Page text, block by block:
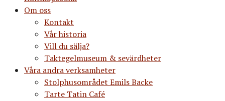
Om oss
Kontakt
Vår historia
Vill du sälja?
Taktegelmuseum & sevärdheter
Våra andra verksamheter
Stolphusområdet Emils Backe
Tarte Tatin Café